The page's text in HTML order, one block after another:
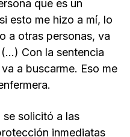
que es un
esto me hizo a mí, lo
a otras personas, va
Con la sentencia
a buscarme. Eso me
se solicitó a las
inmediatas